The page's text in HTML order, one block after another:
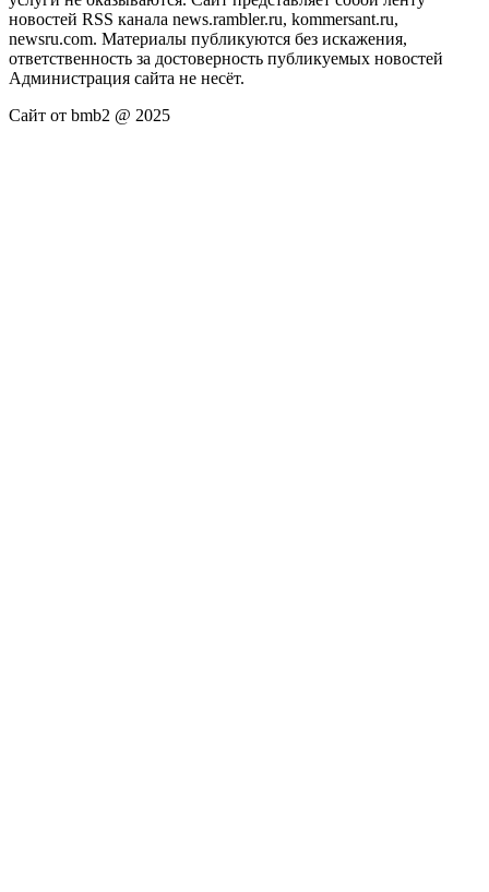
новостей RSS канала news.rambler.ru, kommersant.ru,
newsru.com. Материалы публикуются без искажения,
ответственность за достоверность публикуемых новостей
Администрация сайта не несёт.
Сайт от bmb2 @ 2025